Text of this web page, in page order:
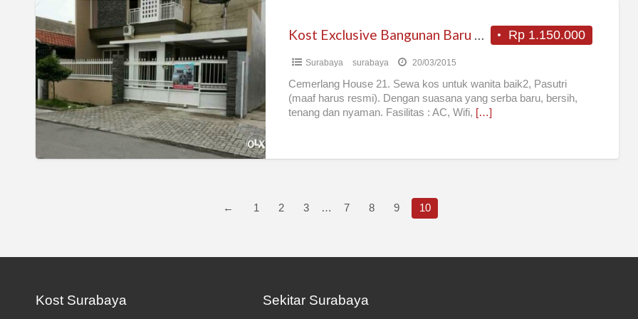
Exclusive
Bangunan
Baru
100%
Rp 1.150.000
Surabaya surabaya 20/03/2015
Cemerlang House 21. Sewa kos untuk wanita baik2, Pasutri
(maaf harus resmi). Dengan suasana yang serba baru, bersih,
tenang dan nyaman. Fasilitas : AC, Wifi, […]
← 1 2 3 … 7 8 9 10
Kost Surabaya Sekitar Surabaya